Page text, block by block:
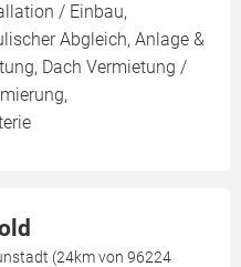
/ Einbau,
Abgleich, Anlage &
Dach Vermietung /
(24km von 96224